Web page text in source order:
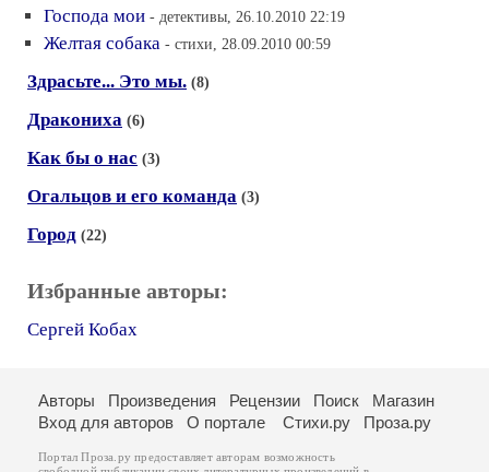
Господа мои - детективы, 26.10.2010 22:19
Желтая собака - стихи, 28.09.2010 00:59
Здрасьте... Это мы. (8)
Дракониха (6)
Как бы о нас (3)
Огальцов и его команда (3)
Город (22)
Избранные авторы:
Сергей Кобах
Авторы Произведения Рецензии Поиск
Магазин
Вход для авторов
О портале Стихи.ру Проза.ру
Портал Проза.ру предоставляет авторам возможность